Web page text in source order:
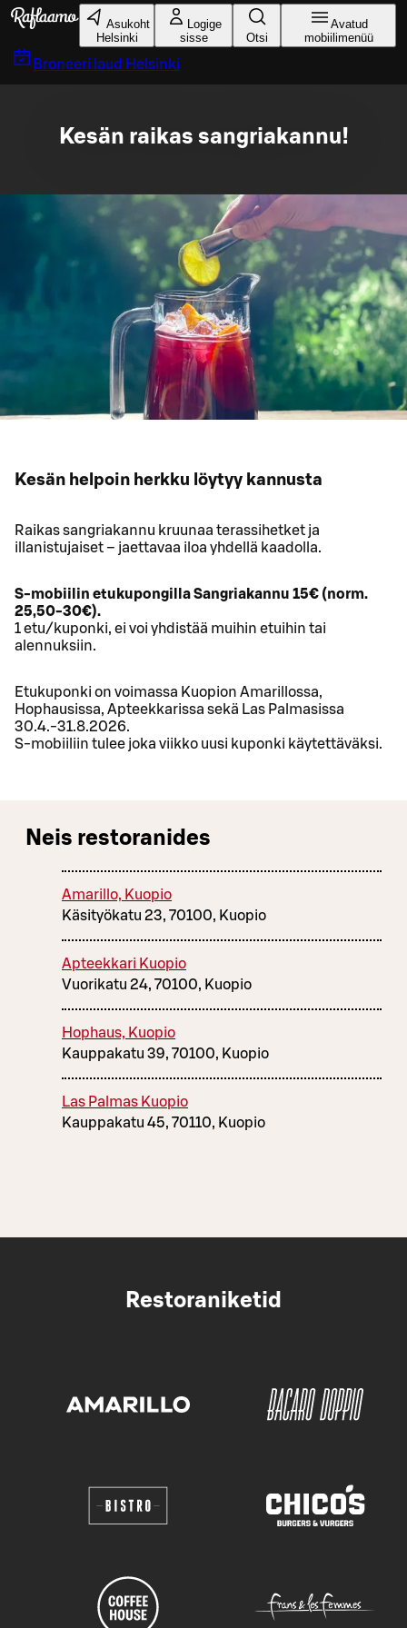
Liigu peamise sisu juurde
Asukoht
Helsinki
Logige
sisse
Otsi
Avatud
mobiilimenüü
Broneeri laud Helsinki
Kesän raikas sangriakannu!
Kesän helpoin herkku löytyy kannusta
Raikas sangriakannu kruunaa terassihetket ja
illanistujaiset – jaettavaa iloa yhdellä kaadolla.
S-mobiilin etukupongilla Sangriakannu 15€ (norm.
25,50-30€).
1 etu/kuponki, ei voi yhdistää muihin etuihin tai
alennuksiin.
Etukuponki on voimassa Kuopion Amarillossa,
Hophausissa, Apteekkarissa sekä Las Palmasissa
30.4.-31.8.2026.
S-mobiiliin tulee joka viikko uusi kuponki käytettäväksi.
Neis restoranides
Amarillo, Kuopio
Käsityökatu 23, 70100, Kuopio
Apteekkari Kuopio
Vuorikatu 24, 70100, Kuopio
Hophaus, Kuopio
Kauppakatu 39, 70100, Kuopio
Las Palmas Kuopio
Kauppakatu 45, 70110, Kuopio
Restoraniketid